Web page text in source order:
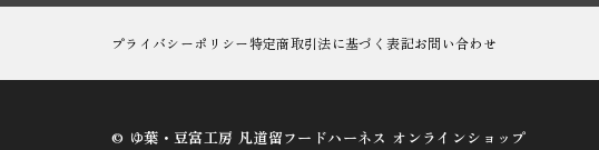
プライバシーポリシー特定商取引法に基づく表記お問い合わせ
©︎ ゆ葉・豆富工房 凡道留フードハーネス オンラインショップ